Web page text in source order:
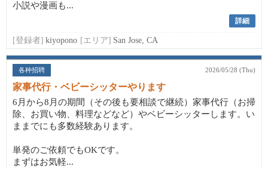
小説や漫画も...
詳細
[登録者] kiyopono [エリア] San Jose, CA
各种招聘 2026/05/28 (Thu)
家事代行・ベビーシッターやります
6月から8月の期間（その後も要相談で継続）家事代行（お掃
除、お買い物、料理などなど）やベビーシッターします。い
ままでにも多数経験あります。
単発のご依頼でもOKです。
まずはお気軽...